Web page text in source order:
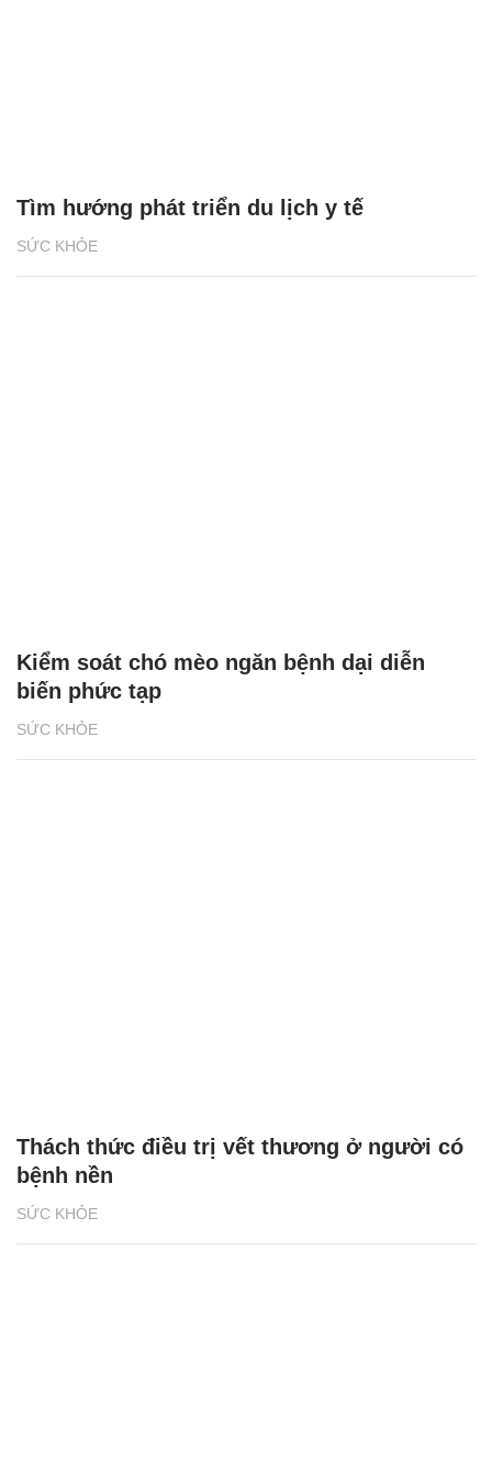
SỨC KHỎE
Tìm hướng phát triển du lịch y tế
SỨC KHỎE
Kiểm soát chó mèo ngăn bệnh dại diễn
biến phức tạp
SỨC KHỎE
Thách thức điều trị vết thương ở người có
bệnh nền